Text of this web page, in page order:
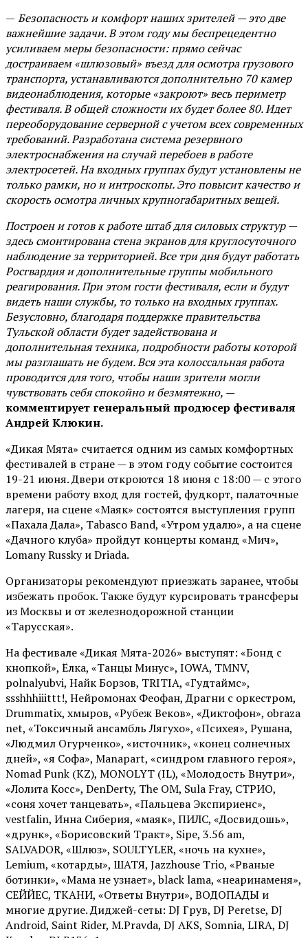
— Безопасность и комфорт наших зрителей — это две
важнейшие задачи. В этом году мы беспрецедентно
усиливаем меры безопасности: прямо сейчас
достраиваем «шлюзовый» въезд для осмотра грузового
транспорта, устанавливаются дополнительно 70 камер
видеонаблюдения, которые «закроют» весь периметр
фестиваля. В общей сложности их будет более 80. Идет
переоборудование серверной с учетом всех современных
требований. Разработана система резервного
электроснабжения на случай перебоев в работе
электросетей. На входных группах будут установлены не
только рамки, но и интроскопы. Это повысит качество и
скорость осмотра личных крупногабаритных вещей.
Построен и готов к работе штаб для силовых структур —
здесь смонтирована стена экранов для круглосуточного
наблюдение за территорией. Все три дня будут работать
Росгвардия и дополнительные группы мобильного
реагирования. При этом гости фестиваля, если и будут
видеть наши службы, то только на входных группах.
Безусловно, благодаря поддержке правительства
Тульской области будет задействована и
дополнительная техника, подробности работы которой
мы разглашать не будем. Вся эта колоссальная работа
проводится для того, чтобы наши зрители могли
чувствовать себя спокойно и безмятежно, —
комментирует генеральный продюсер фестиваля
Андрей Клюкин.
«Дикая Мята» считается одним из самых комфортных
фестивалей в стране — в этом году событие состоится
19-21 июня. Двери откроются 18 июня с 18:00 — с этого
времени работу вход для гостей, фудкорт, палаточные
лагеря, на сцене «Маяк» состоятся выступления групп
«Пахала Дала», Tabasco Band, «Утром удалю», а на сцене
«Дачного клуба» пройдут концерты команд «Мич»,
Lomany Russky и Driada.
Организаторы рекомендуют приезжать заранее, чтобы
избежать пробок. Также будут курсировать трансферы
из Москвы и от железнодорожной станции
«Тарусская».
На фестивале «Дикая Мята-2026» выступят: «Бонд с
кнопкой», Ёлка, «Танцы Минус», IOWA, TMNV,
polnalyubvi, Найк Борзов, TRITIA, «Гудтаймс»,
ssshhhiiittt!, Нейромонах Феофан, Драгни с оркестром,
Drummatix, хмыров, «Рубеж Веков», «Диктофон», obraza
net, «Токсичный ансамбль Лягухо», «Психея», Рушана,
«Людмил Огурченко», «источник», «конец солнечных
дней», «я Софа», Manapart, «синдром главного героя»,
Nomad Punk (KZ), MONOLYT (IL), «Молодость Внутри»,
«Лолита Косс», DenDerty, The OM, Sula Fray, СТРИО,
«соня хочет танцевать», «Пальцева Экспириенс»,
vestfalin, Инна Сиберия, «маяк», ПИЛС, «Досвидошь»,
«друнк», «Борисовский Тракт», Sipe, 3.56 am,
SALVADOR, «Шлюз», SOULTYLER, «ночь на кухне»,
Lemium, «котарды», ШАТЯ, Jazzhouse Trio, «Рваные
ботинки», «Мама не узнает», black lama, «неаринаменя»,
СЕЙЙЕС, ТКАНИ, «Ответы Внутри», ВОДОПАДЫ и
многие другие. Диджей-сеты: DJ Грув, DJ Peretse, DJ
Android, Saint Rider, М.Pravda, DJ AKS, Somnia, LIRA, DJ